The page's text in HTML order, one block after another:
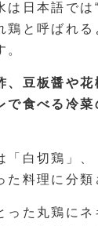
は日本語では
鶏と呼ばれ
、豆板醤や花
で食べる冷菜
「白切鶏」
た料理に分類
った丸鶏に